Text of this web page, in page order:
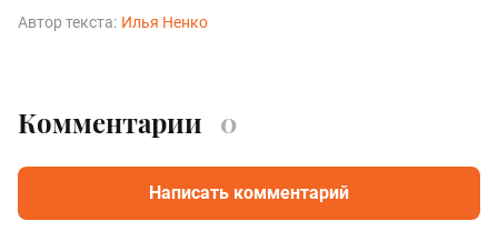
Автор текста: Илья Ненко
Комментарии 0
Написать комментарий